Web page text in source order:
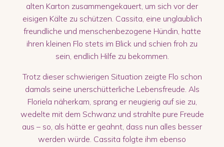
alten Karton zusammengekauert, um sich vor der
eisigen Kälte zu schützen. Cassita, eine unglaublich
freundliche und menschenbezogene Hündin, hatte
ihren kleinen Flo stets im Blick und schien froh zu
sein, endlich Hilfe zu bekommen.
Trotz dieser schwierigen Situation zeigte Flo schon
damals seine unerschütterliche Lebensfreude. Als
Floriela näherkam, sprang er neugierig auf sie zu,
wedelte mit dem Schwanz und strahlte pure Freude
aus – so, als hätte er geahnt, dass nun alles besser
werden würde. Cassita folgte ihm ebenso